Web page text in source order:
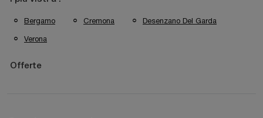
Bergamo Cremona Desenzano Del Garda
Verona
Offerte